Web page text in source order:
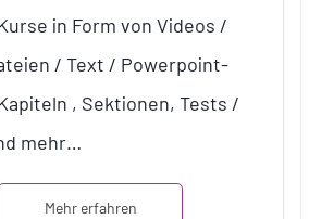
in Form von Videos /
/ Text / Powerpoint-
, Sektionen, Tests /
mehr…
Mehr erfahren